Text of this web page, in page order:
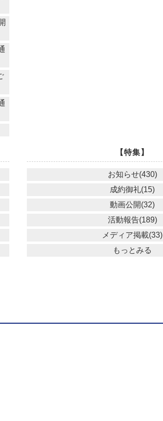
【特集】
お知らせ(430)
成約御礼(15)
動画公開(32)
活動報告(189)
メディア掲載(33)
もっとみる